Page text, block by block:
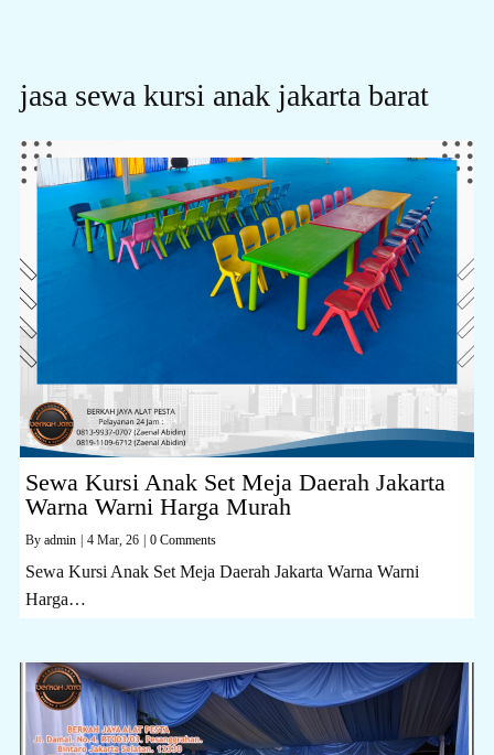
jasa sewa kursi anak jakarta barat
Sewa Kursi Anak Set Meja Daerah Jakarta
Warna Warni Harga Murah
By admin 4 Mar, 26 0 Comments
Sewa Kursi Anak Set Meja Daerah Jakarta Warna Warni
Harga…